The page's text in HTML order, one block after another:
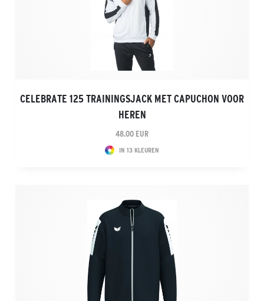
CELEBRATE 125 TRAININGSJACK MET CAPUCHON VOOR
HEREN
48.00 EUR
IN 13 KLEUREN